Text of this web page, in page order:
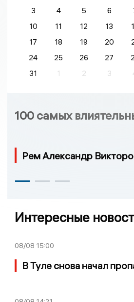
3
4 5 6
10
11 12 13
17
18 19 20
24
25 26 27
31
1 2 3
100 самых
Рем Александр
Интересные
08/08 15:00
В Туле снова начал